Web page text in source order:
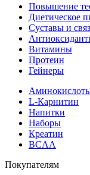
Повышение
Диетическое
Суставы и
Витамины
Протеин
Гейнеры
L-Карнитин
Напитки
Наборы
Креатин
BCAA
Покупателям